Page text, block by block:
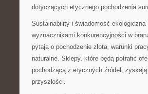
dotyczących etycznego pochodzenia
Sustainability i świadomość
wyznacznikami konkurencyjności w
pytają o pochodzenie złota, warunki
naturalne. Sklepy, które będą potrafić
pochodzącą z etycznych źródeł,
przyszłości.